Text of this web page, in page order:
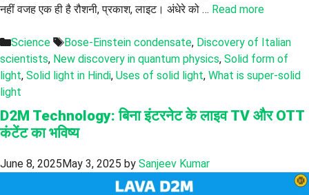
नहीं वजह एक ही है रौशनी, प्रकाश, लाइट। अंधेरे को … Read more
Categories
Science Tags
Bose-Einstein condensate, Discovery of Italian
scientists, New discovery in quantum physics, Solid form of
light, Solid light in Hindi, Uses of solid light, What is super-solid
light
D2M Technology: बिना इंटरनेट के लाइव TV और OTT
कंटेंट का भविष्य
June 8, 2025May 3, 2025 by Sanjeev Kumar